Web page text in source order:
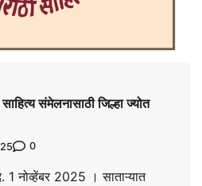
संमेलनासाठी जिल्हा ज्योत
0
1 नोव्हेंबर 2025 । साताऱ्यात